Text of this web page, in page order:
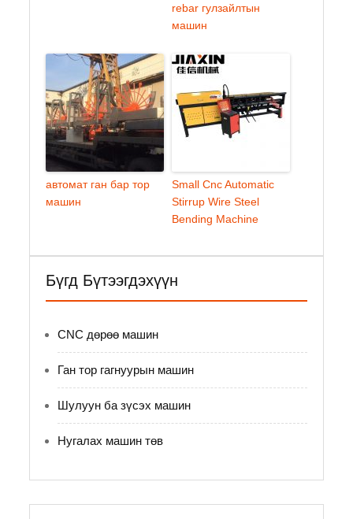
rebar гулзайлтын
машин
автомат ган бар тор
машин
Small Cnc Automatic
Stirrup Wire Steel
Bending Machine
Бүгд Бүтээгдэхүүн
CNC дөрөө машин
Ган тор гагнуурын машин
Шулуун ба зүсэх машин
Нугалах машин төв